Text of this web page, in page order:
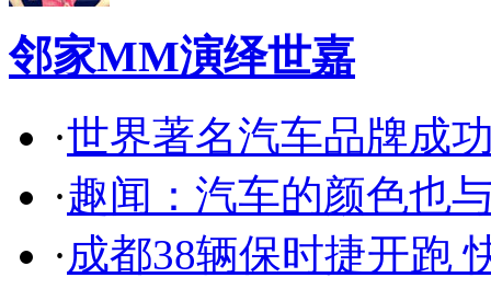
邻家MM演绎世嘉
·世界著名汽车品牌成
·趣闻：汽车的颜色也
·成都38辆保时捷开跑